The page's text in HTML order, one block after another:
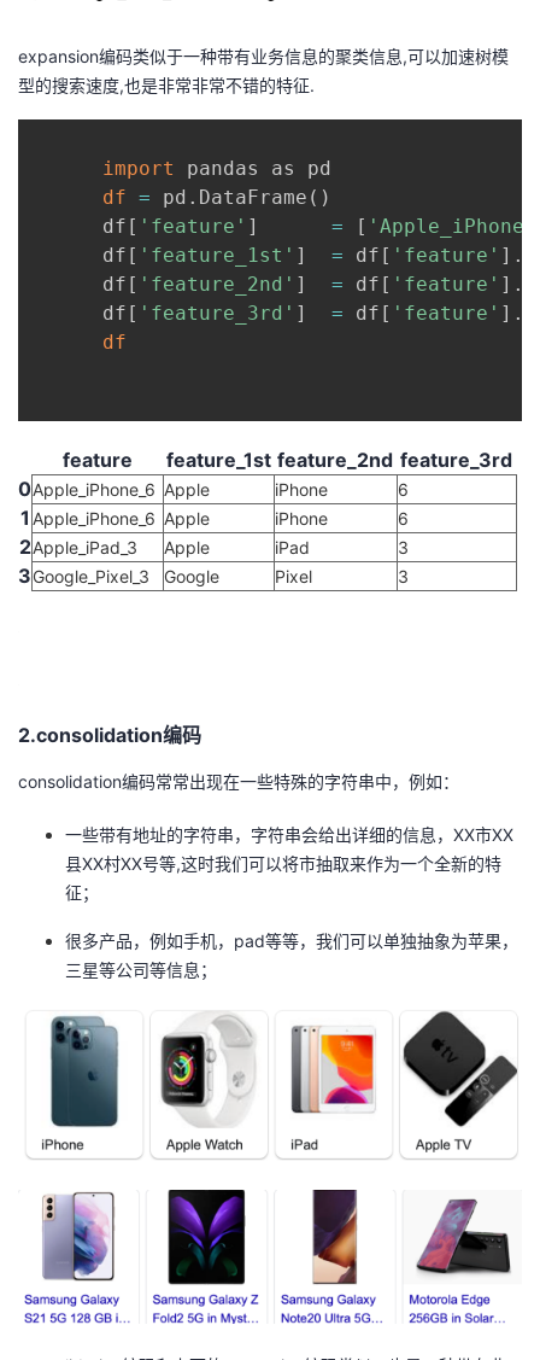
expansion编码类似于一种带有业务信息的聚类信息,可以加速树模
型的搜索速度,也是非常非常不错的特征.
import
pandas as pd
df = pd.DataFrame ( )
      df
[ 'feature' ] = [
      df
[ 'feature_1st' ] = df [ 'feature' ]
      df
[ 'feature_2nd' ] = df [ 'feature' ]
      df
[ 'feature_3rd' ] = df [ 'feature' ]
df
feature feature_1st feature_2nd feature_3rd
0Apple_iPhone_6 Apple iPhone 6
1 Apple_iPhone_6 Apple iPhone 6
2Apple_iPad_3 Apple iPad 3
3Google_Pixel_3 Google Pixel 3
2.consolidation编码
consolidation编码常常出现在一些特殊的字符串中，例如：
一些带有地址的字符串，字符串会给出详细的信息，XX市XX
县XX村XX号等,这时我们可以将市抽取来作为一个全新的特
征；
很多产品，例如手机，pad等等，我们可以单独抽象为苹果，
三星等公司等信息；